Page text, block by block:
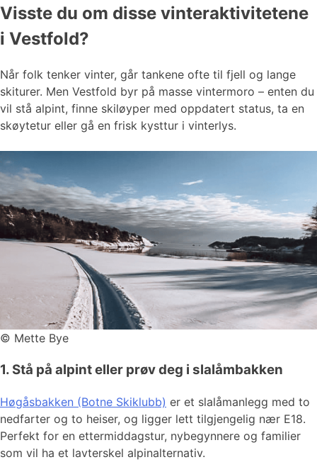
Visste du om disse vinteraktivitetene
i Vestfold?
Når folk tenker vinter, går tankene ofte til fjell og lange
skiturer. Men Vestfold byr på masse vintermoro – enten du
vil stå alpint, finne skiløyper med oppdatert status, ta en
skøytetur eller gå en frisk kysttur i vinterlys.
© Mette Bye
1. Stå på alpint eller prøv deg i slalåmbakken
Høgåsbakken (Botne Skiklubb) er et slalåmanlegg med to
nedfarter og to heiser, og ligger lett tilgjengelig nær E18.
Perfekt for en ettermiddagstur, nybegynnere og familier
som vil ha et lavterskel alpinalternativ.